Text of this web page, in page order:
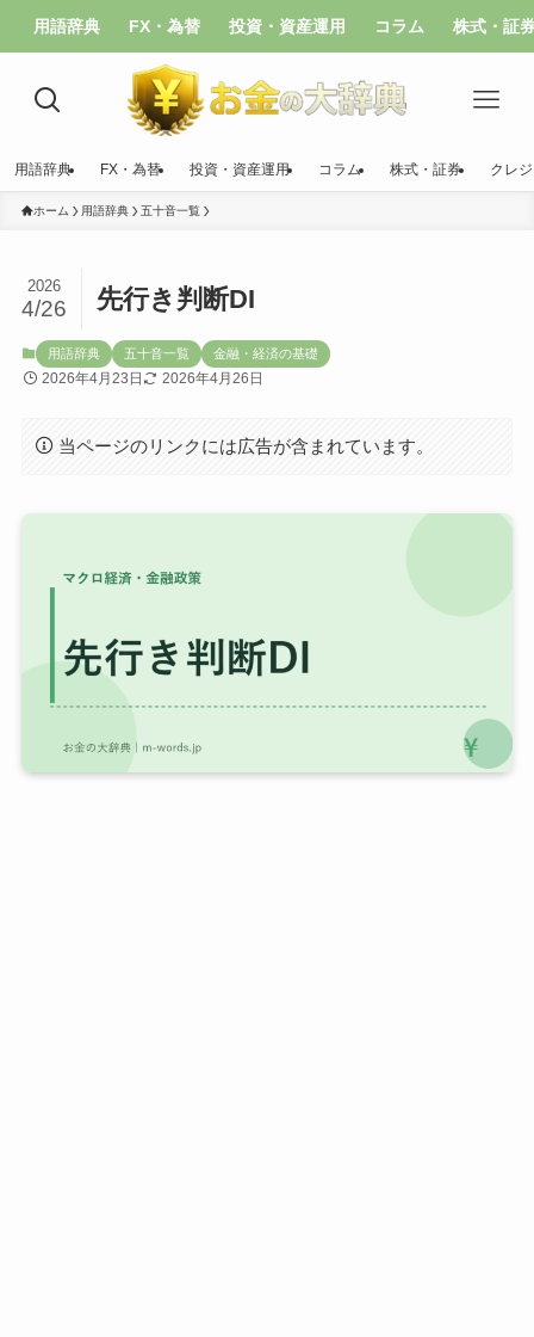
用語辞典 FX・為替 投資・資産運用 コラム 株式・証
用語辞典 FX・為替 投資・資産運用 コラム 株式・証券 クレ
ホーム 用語辞典 五十音一覧
先行き判断DI
2026
4/26
用語辞典 五十音一覧 金融・経済の基礎
2026年4月23日 2026年4月26日
当ページのリンクには広告が含まれています。